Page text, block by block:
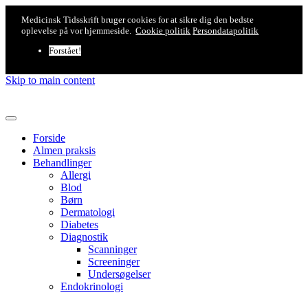
Medicinsk Tidsskrift bruger cookies for at sikre dig den bedste
oplevelse på vor hjemmeside. Cookie politik Persondatapolitik
Forstået!
Skip to main content
Forside
Almen praksis
Behandlinger
Allergi
Blod
Børn
Dermatologi
Diabetes
Diagnostik
Scanninger
Screeninger
Undersøgelser
Endokrinologi